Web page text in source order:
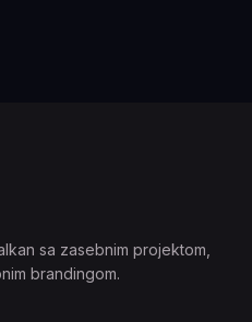
sa zasebnim projektom,
brandingom.